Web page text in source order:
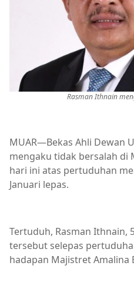
Rasman Ithnain
MUAR—Bekas Ahli Dewan
mengaku tidak bersalah di
hari ini atas pertuduhan
Januari lepas.
Tertuduh, Rasman Ithnain,
tersebut selepas
hadapan Majistret Amalina